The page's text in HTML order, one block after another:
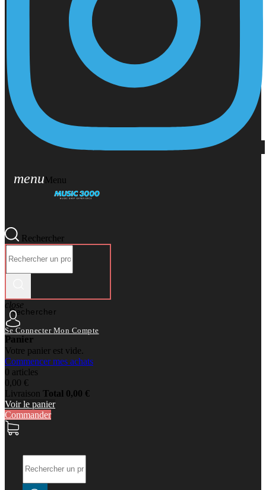
menuMenu
Rechercher
Rechercher
close
Se Connecter Mon Compte
Panier
Votre panier est vide.
Commencer mes achats
0 articles
0,00 €
Livraison Total 0,00 €
Voir le panier
Commander